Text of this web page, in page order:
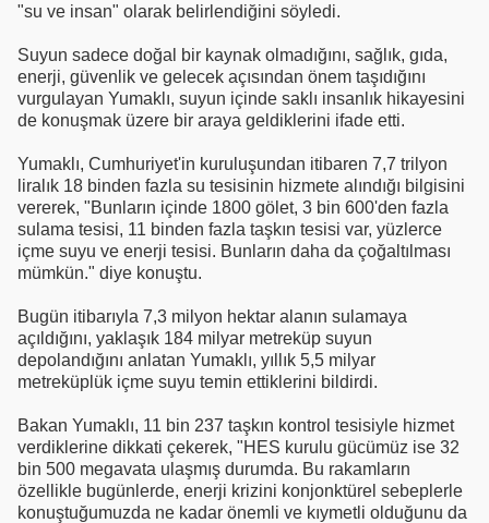
"su ve insan" olarak belirlendiğini söyledi.
Suyun sadece doğal bir kaynak olmadığını, sağlık, gıda,
enerji, güvenlik ve gelecek açısından önem taşıdığını
vurgulayan Yumaklı, suyun içinde saklı insanlık hikayesini
de konuşmak üzere bir araya geldiklerini ifade etti.
Yumaklı, Cumhuriyet'in kuruluşundan itibaren 7,7 trilyon
liralık 18 binden fazla su tesisinin hizmete alındığı bilgisini
vererek, "Bunların içinde 1800 gölet, 3 bin 600'den fazla
sulama tesisi, 11 binden fazla taşkın tesisi var, yüzlerce
içme suyu ve enerji tesisi. Bunların daha da çoğaltılması
mümkün." diye konuştu.
Bugün itibarıyla 7,3 milyon hektar alanın sulamaya
açıldığını, yaklaşık 184 milyar metreküp suyun
depolandığını anlatan Yumaklı, yıllık 5,5 milyar
metreküplük içme suyu temin ettiklerini bildirdi.
Bakan Yumaklı, 11 bin 237 taşkın kontrol tesisiyle hizmet
verdiklerine dikkati çekerek, "HES kurulu gücümüz ise 32
bin 500 megavata ulaşmış durumda. Bu rakamların
özellikle bugünlerde, enerji krizini konjonktürel sebeplerle
konuştuğumuzda ne kadar önemli ve kıymetli olduğunu da